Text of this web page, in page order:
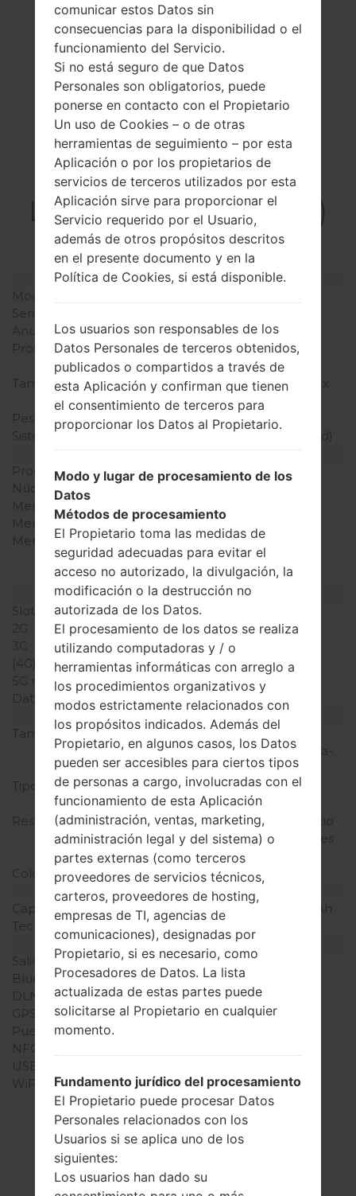
La especificación
LGLS840I(LGLS840I)
akaLG Viper LTE
Modelo y sus características
Modelo
Serie
Anunciado
Abril, 2012
Profundidad
11.7 milímetros (0.46
pulgadas)
Tamaño (dimensiones)
117 x 62 milímetros (4.61 x
2.44 pulgadas)
Peso
142 gramos (5.01 onzas)
Sistema de operación
Android 2.3 (Gingerbread)
Procesador
1.2 GHz, Adreno 220
Núcleos de UCP
Memoria RAM
1GB
Memoria interna
4GB
Memoria externa
microSD, hasta 32 GB
(ranura dedicada), 4 GB
included
Red y Datos
Slot de tarjeta
1 Mini-SIM
2G
3G
-
(4G) LTE
LTE 1900 MHz
5G network
-
Datos
Pantalla
Tamaño de la pantalla
4.0 pulgadas, 45.5 cm2
(~62.8% relación pantalla-
cuerpo)
Tipo de Pantalla
TFT pantalla tactil
capacitiva
Resolución de Pantalla
480 x 800 píxeles 5:3 ratio
(~233 densidad de píxeles
por pulgada)
Colores de pantalla
16M colores
Batería y Teclado
Capacidad de batería
Extraíble Li-Ion 1700 mAh
Teclado físico
Interfaces
Salida de audio
3.5mm jack
Bluetooth
versión 3.0, A2DP
DLNA
Sí
GPS
A-GPS
Puerto infrarrojo
NFC
USB
WiFi
Wi-Fi802.11b/g/n, Wi-Fi
Direct, hotspot, DLNA
Artículos
comunicar estos Datos sin
consecuencias para la disponibilidad o el
funcionamiento del Servicio.
Si no está seguro de que Datos
Personales son obligatorios, puede
ponerse en contacto con el Propietario
Un uso de Cookies – o de otras
herramientas de seguimiento – por esta
Aplicación o por los propietarios de
servicios de terceros utilizados por esta
Aplicación sirve para proporcionar el
Servicio requerido por el Usuario,
además de otros propósitos descritos
en el presente documento y en la
Política de Cookies, si está disponible.
Los usuarios son responsables de los
Datos Personales de terceros obtenidos,
publicados o compartidos a través de
esta Aplicación y confirman que tienen
el consentimiento de terceros para
proporcionar los Datos al Propietario.
Modo y lugar de procesamiento de los
Datos
Métodos de procesamiento
El Propietario toma las medidas de
seguridad adecuadas para evitar el
acceso no autorizado, la divulgación, la
modificación o la destrucción no
autorizada de los Datos.
El procesamiento de los datos se realiza
utilizando computadoras y / o
herramientas informáticas con arreglo a
los procedimientos organizativos y
modos estrictamente relacionados con
los propósitos indicados. Además del
Propietario, en algunos casos, los Datos
pueden ser accesibles para ciertos tipos
de personas a cargo, involucradas con el
funcionamiento de esta Aplicación
(administración, ventas, marketing,
administración legal y del sistema) o
partes externas (como terceros
proveedores de servicios técnicos,
carteros, proveedores de hosting,
empresas de TI, agencias de
comunicaciones), designadas por
Propietario, si es necesario, como
Procesadores de Datos. La lista
actualizada de estas partes puede
solicitarse al Propietario en cualquier
momento.
Fundamento jurídico del procesamiento
El Propietario puede procesar Datos
Personales relacionados con los
Usuarios si se aplica uno de los
siguientes:
Los usuarios han dado su